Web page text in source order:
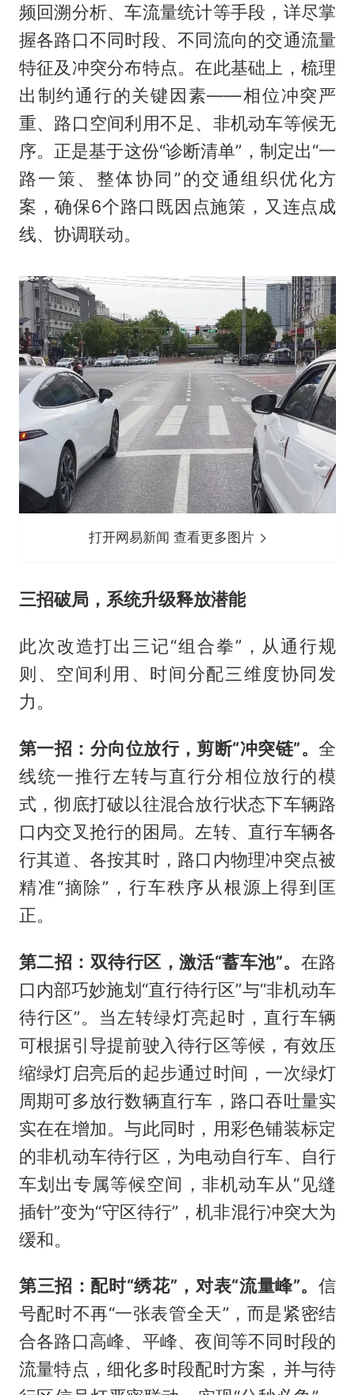
频回溯分析、车流量统计等手段，详尽掌
握各路口不同时段、不同流向的交通流量
特征及冲突分布特点。在此基础上，梳理
出制约通行的关键因素——相位冲突严
重、路口空间利用不足、非机动车等候无
序。正是基于这份“诊断清单”，制定出“一
路一策、整体协同”的交通组织优化方
案，确保6个路口既因点施策，又连点成
线、协调联动。
打开网易新闻 查看更多图片
三招破局，系统升级释放潜能
此次改造打出三记“组合拳”，从通行规
则、空间利用、时间分配三维度协同发
力。
第一招：分向位放行，剪断“冲突链”。全
线统一推行左转与直行分相位放行的模
式，彻底打破以往混合放行状态下车辆路
口内交叉抢行的困局。左转、直行车辆各
行其道、各按其时，路口内物理冲突点被
精准“摘除”，行车秩序从根源上得到匡
正。
第二招：双待行区，激活“蓄车池”。 在路
口内部巧妙施划“直行待行区”与“非机动车
待行区”。当左转绿灯亮起时，直行车辆
可根据引导提前驶入待行区等候，有效压
缩绿灯启亮后的起步通过时间，一次绿灯
周期可多放行数辆直行车，路口吞吐量实
实在在增加。与此同时，用彩色铺装标定
的非机动车待行区，为电动自行车、自行
车划出专属等候空间，非机动车从“见缝
插针”变为“守区待行”，机非混行冲突大为
缓和。
第三招：配时“绣花”，对表“流量峰”。信
号配时不再“一张表管全天”，而是紧密结
合各路口高峰、平峰、夜间等不同时段的
流量特点，细化多时段配时方案，并与待